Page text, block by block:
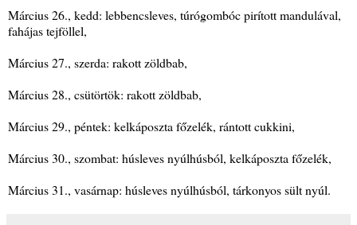
Március 26., kedd: lebbencsleves, túrógombóc pirított mandulával,
fahájas tejföllel,
Március 27., szerda: rakott zöldbab,
Március 28., csütörtök: rakott zöldbab,
Március 29., péntek: kelkáposzta főzelék, rántott cukkini,
Március 30., szombat: húsleves nyúlhúsból, kelkáposzta főzelék,
Március 31., vasárnap: húsleves nyúlhúsból, tárkonyos sült nyúl.